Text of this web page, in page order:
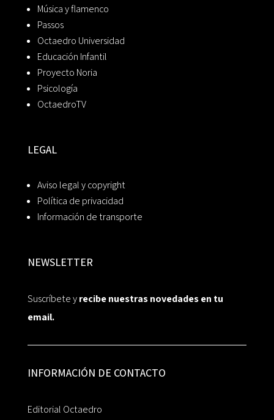
Música y flamenco
Passos
Octaedro Universidad
Educación Infantil
Proyecto Noria
Psicología
OctaedroTV
LEGAL
Aviso legal y copyright
Política de privacidad
Información de transporte
NEWSLETTER
Suscríbete yrecibe nuestras novedades en tu
email.
INFORMACIÓN DE CONTACTO
Editorial Octaedro